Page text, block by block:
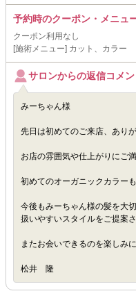
予約時のクーポン・メニュ
クーポン利用なし
[施術メニュー] カット、カラー
サロンからの返信コメン
みーちゃん様
先日は初めてのご来店、あり
お店の雰囲気や仕上がりにご
初めてのオーガニックカラー
今後もみーちゃん様の髪を大
扱いやすいスタイルをご提案
またお会いできるのを楽しみ
松井 隆